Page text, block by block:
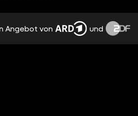
TRENNUNG,
PMS
Angebot von und